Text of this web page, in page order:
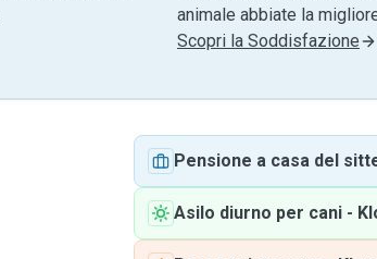
animale abbiate la
Scopri la Soddisfazione
Pensione a casa del
Asilo diurno per cani -